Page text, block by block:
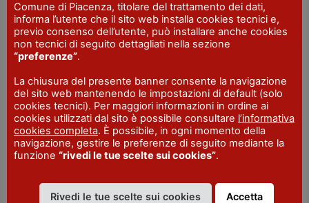
Roberta band e Renzo
Quando: lunedì 10 luglio
Stand gastronomici dalle 19.30
Settima- Strada Statale 45 - Piacenza
Comune di Piacenza, titolare del trattamento dei dati,
informa l’utente che il sito web installa cookies tecnici e,
previo consenso dell’utente, può installare anche cookies
non tecnici di seguito dettagliati nella sezione
“preferenze”.
La chiusura del presente banner consente la navigazione
del sito web mantenendo le impostazioni di default (solo
cookies tecnici). Per maggiori informazioni in ordine ai
cookies utilizzati dal sito è possibile consultare l’informativa
cookies completa. È possibile, in ogni momento della
navigazione, gestire le preferenze di seguito mediante la
funzione “rivedi le tue scelte sui cookies”.
Rivedi le tue scelte sui cookies Accetta